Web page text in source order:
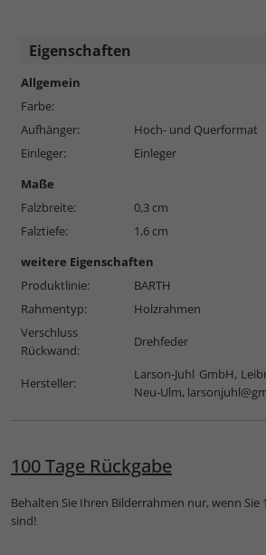
Eigenschaften
Allgemein
Farbe:
Aufhänger:
Hoch- und Querformat
Einleger:
Einleger
Maße
Falzbreite:
0,3 cm
Falztiefe:
1,6 cm
weitere Eigenschaften
Produktlinie:
BARTH
Rahmentyp:
Holzrahmen
Verschluss
Rückwand:
Drehfeder
Hersteller:
Larson-Juhl GmbH,
Neu-Ulm,
100 Tage Rückgabe
Behalten Sie Ihren Bilderrahmen nur, wenn Sie
sind!